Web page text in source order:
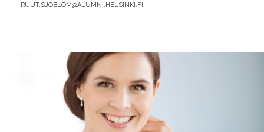
HYVÄÄ
BY
RUUT.SJOBLOM@ALUMNI.HELSINKI.FI